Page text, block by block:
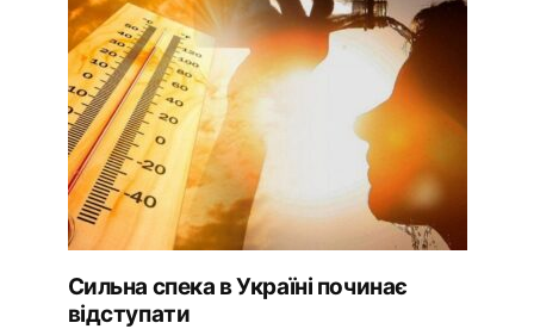
Сильна спека в Україні починає
відступати